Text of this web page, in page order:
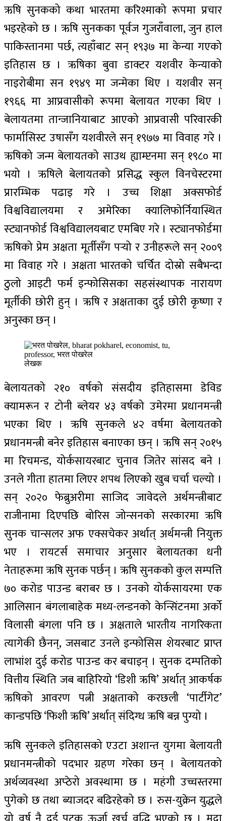
ऋषि सुनकको कथा भारतमा करिश्माको रूपमा प्रचार
भइरहेको छ । ऋषि सुनकका पूर्वज गुजराँवाला, जुन हाल
पाकिस्तानमा पर्छ, त्यहाँबाट सन् १९३७ मा केन्या गएको
इतिहास छ । ऋषिका बुवा डाक्टर यशवीर केन्याको
नाइरोबीमा सन १९४९ मा जन्मेका थिए । यशवीर सन्
१९६६ मा आप्रवासीको रूपमा बेलायत गएका थिए ।
बेलायतमा तान्जानियाबाट आएको आप्रवासी परिवारकी
फार्मासिस्ट उषासँग यशवीरले सन् १९७७ मा विवाह गरे ।
ऋषिको जन्म बेलायतको साउथ ह्याम्प्टनमा सन् १९८० मा
भयो । ऋषिले बेलायतको प्रसिद्ध स्कुल विनचेस्टरमा
प्रारम्भिक पढाइ गरे । उच्च शिक्षा अक्सफोर्ड
विश्वविद्यालयमा र अमेरिका क्यालिफोर्नियास्थित
स्ट्यानफोर्ड विश्वविद्यालयबाट एमबिए गरे । स्ट्यानफोर्डमा
ऋषिको प्रेम अक्षता मूर्तीसँग पर्‍यो र उनीहरूले सन् २००९
मा विवाह गरे । अक्षता भारतको चर्चित दोस्रो सबैभन्दा
ठुलो आइटी फर्म इन्फोसिसका सहसंस्थापक नारायण
मूर्तीकी छोरी हुन् । ऋषि र अक्षताका दुई छोरी कृष्णा र
अनुस्का छन् ।
लेखक
बेलायतको २१० वर्षको संसदीय इतिहासमा डेविड
क्यामरून र टोनी ब्लेयर ४३ वर्षको उमेरमा प्रधानमन्त्री
भएका थिए । ऋषि सुनकले ४२ वर्षमा बेलायतको
प्रधानमन्त्री बनेर इतिहास बनाएका छन् । ऋषि सन् २०१५
मा रिचमन्ड, योर्कसायरबाट चुनाव जितेर सांसद बने ।
उनले गीता हातमा लिएर शपथ लिएको खुब चर्चा चल्यो ।
सन् २०२० फेब्रुअरीमा साजिद जावेदले अर्थमन्त्रीबाट
राजीनामा दिएपछि बोरिस जोन्सनको सरकारमा ऋषि
सुनक चान्सलर अफ एक्सचेकर अर्थात् अर्थमन्त्री नियुक्त
भए । रायटर्स समाचार अनुसार बेलायतका धनी
नेताहरूमा ऋषि सुनक पर्छन् । ऋषि सुनकको कुल सम्पत्ति
७० करोड पाउन्ड बराबर छ । उनको योर्कसायरमा एक
आलिसान बंगलाबाहेक मध्य-लन्डनको केन्सिंटनमा अर्को
विलासी बंगला पनि छ । अक्षताले भारतीय नागरिकता
त्यागेकी छैनन्, जसबाट उनले इन्फोसिस शेयरबाट प्राप्त
लाभांश दुई करोड पाउन्ड कर बचाइन् । सुनक दम्पतिको
वित्तीय स्थिति जब बाहिरियो ‘डिशी ऋषि’ अर्थात् आकर्षक
ऋषिको आवरण पत्नी अक्षताको करछली ‘पार्टीगेट’
कान्डपछि ‘फिशी ऋषि’ अर्थात् संदिग्ध ऋषि बन्न पुग्यो ।
ऋषि सुनकले इतिहासको एउटा अशान्त युगमा बेलायती
प्रधानमन्त्रीको पदभार ग्रहण गरेका छन् । बेलायतको
अर्थव्यवस्था अप्ठेरो अवस्थामा छ । महंगी उच्चस्तरमा
पुगेको छ तथा ब्याजदर बढिरहेको छ । रुस-युक्रेन युद्धले